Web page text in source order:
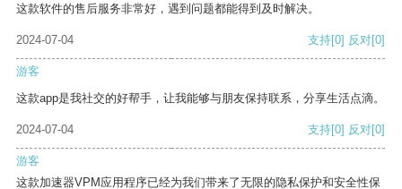
这款软件的售后服务非常好，遇到问题都能得到及时解决。
2024-07-04 支持[0] 反对[0]
游客
这款app是我社交的好帮手，让我能够与朋友保持联系，分享生活点滴。
2024-07-04 支持[0] 反对[0]
游客
这款加速器VPM应用程序已经为我们带来了无限的隐私保护和安全性保